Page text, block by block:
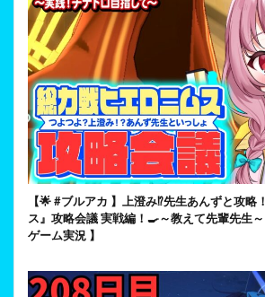
【🌟 #ブルアカ 】上澄み⁉先生あんずと攻略
ス』攻略会議 実戦編！🍳～教えて先輩先生
ゲーム実況 】